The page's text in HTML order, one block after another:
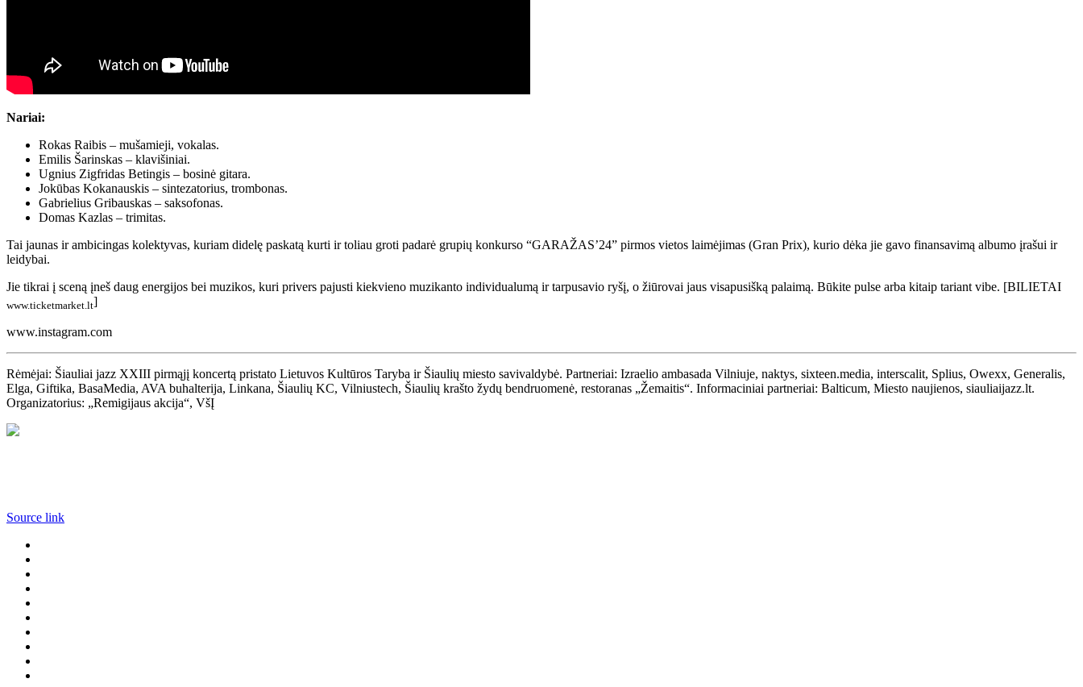
Nariai:
Rokas Raibis – mušamieji, vokalas.
Emilis Šarinskas – klavišiniai.
Ugnius Zigfridas Betingis – bosinė gitara.
Jokūbas Kokanauskis – sintezatorius, trombonas.
Gabrielius Gribauskas – saksofonas.
Domas Kazlas – trimitas.
Tai jaunas ir ambicingas kolektyvas, kuriam didelę paskatą kurti ir toliau groti padarė grupių konkurso “GARAŽAS’24” pirmos vietos laimėjimas (Gran Prix), kurio dėka jie gavo finansavimą albumo įrašui ir
leidybai.
Jie tikrai į sceną įneš daug energijos bei muzikos, kuri privers pajusti kiekvieno muzikanto individualumą ir tarpusavio ryšį, o žiūrovai jaus visapusišką palaimą. Būkite pulse arba kitaip tariant vibe. [BILIETAI
www.ticketmarket.lt]
www.instagram.com
Rėmėjai: Šiauliai jazz XXIII pirmąjį koncertą pristato Lietuvos Kultūros Taryba ir Šiaulių miesto savivaldybė. Partneriai: Izraelio ambasada Vilniuje, naktys, sixteen.media, interscalit, Splius, Owexx, Generalis,
Elga, Giftika, BasaMedia, AVA buhalterija, Linkana, Šiaulių KC, Vilniustech, Šiaulių krašto žydų bendruomenė, restoranas „Žemaitis“. Informaciniai partneriai: Balticum, Miesto naujienos, siauliaijazz.lt.
Organizatorius: „Remigijaus akcija“, VšĮ
Source link